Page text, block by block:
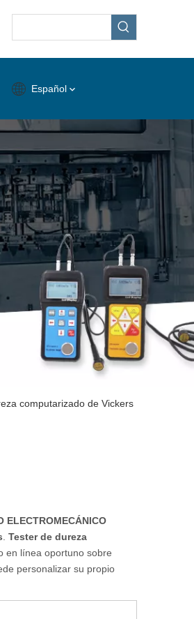
Español
computarizado de Vickers
ELECTROMECÁNICO
Tester de dureza
en línea oportuno sobre
personalizar su propio